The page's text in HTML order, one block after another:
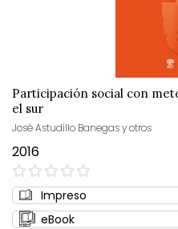
Participación social con
el sur
José Astudillo Banegas y otros
2016
0%
Impreso
eBook